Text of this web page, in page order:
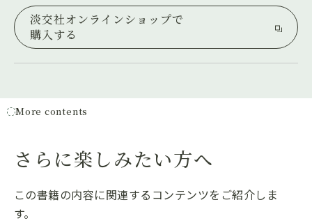
淡交社オンラインショップで
購入する
More contents
さらに楽しみたい方へ
この書籍の内容に関連するコンテンツをご紹介しま
す。